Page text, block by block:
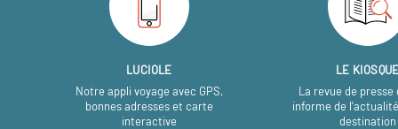
LUCIOLE
Notre appli voyage avec GPS,
bonnes adresses et carte
interactive
LE
La revue de presse
informe de
destination